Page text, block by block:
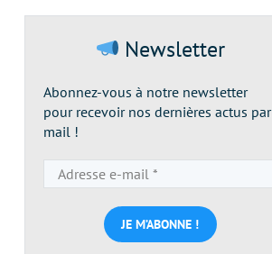
Newsletter
Abonnez-vous à notre newsletter
pour recevoir nos dernières actus par
mail !
e-
mail
*